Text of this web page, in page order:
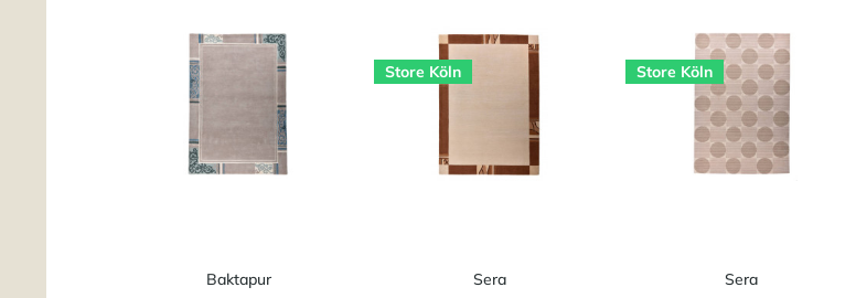
Baktapur
Store Köln
Sera
Store Köln
Sera